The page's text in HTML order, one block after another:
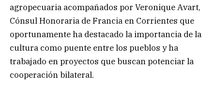
agropecuaria acompañados por Veronique Avart,
Cónsul Honoraria de Francia en Corrientes que
oportunamente ha destacado la importancia de la
cultura como puente entre los pueblos y ha
trabajado en proyectos que buscan potenciar la
cooperación bilateral.